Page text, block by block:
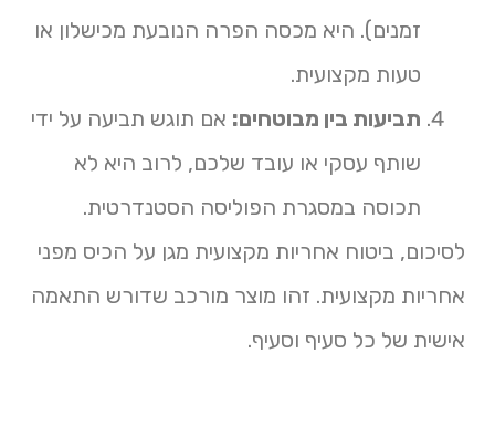
זמנים). היא מכסה הפרה הנובעת מכישלון או
טעות מקצועית.
תביעות בין מבוטחים: אם תוגש תביעה על ידי
שותף עסקי או עובד שלכם, לרוב היא לא
תכוסה במסגרת הפוליסה הסטנדרטית.
לסיכום, ביטוח אחריות מקצועית מגן על הכיס מפני
אחריות מקצועית. זהו מוצר מורכב שדורש התאמה
אישית של כל סעיף וסעיף.